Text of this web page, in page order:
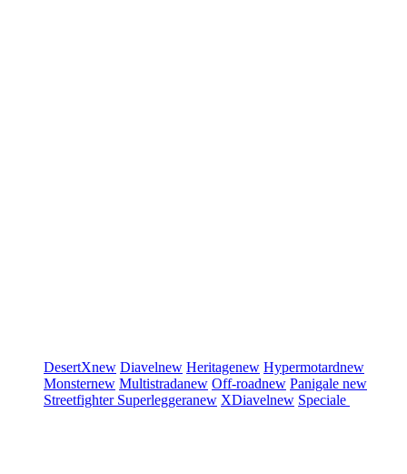
DesertXnew Diavelnew Heritagenew Hypermotardnew
Monsternew Multistradanew Off-roadnew Panigale new
Streetfighter Superleggeranew XDiavelnew Speciale